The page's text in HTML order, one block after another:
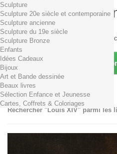
Il y a 1 produit
Total produits TTC
Frais de port TTC
0,01€ dès 29€
Total TTC
Continuer mes achats
Sculpture
Sculpture 20e siècle et contemporaine
Sculpture ancienne
Sculpture du 19e siècle
Sculpture Bronze
Enfants
Idées Cadeaux
Bijoux
Art et Bande dessinée
Beaux livres
Sélection Enfance et Jeunesse
Cartes, Coffrets & Coloriages
Louis XIV
Rechercher "Louis XIV" parmi les